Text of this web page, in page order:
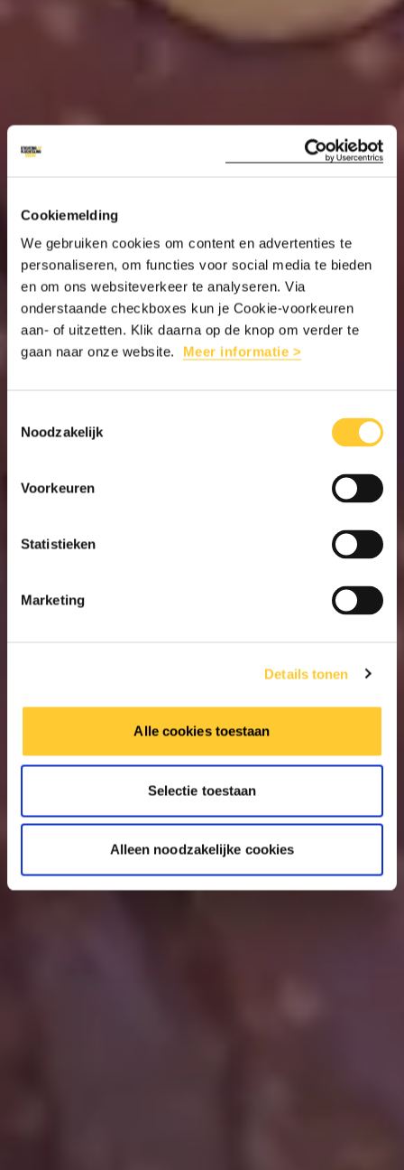
Cookiemelding
We gebruiken cookies om content en advertenties te
personaliseren, om functies voor social media te bieden
en om ons websiteverkeer te analyseren. Via
onderstaande checkboxes kun je Cookie-voorkeuren
aan- of uitzetten. Klik daarna op de knop om verder te
gaan naar onze website. Meer informatie >
Noodzakelijk
Voorkeuren
Statistieken
Marketing
Details tonen
Alle cookies toestaan
Selectie toestaan
Alleen noodzakelijke cookies